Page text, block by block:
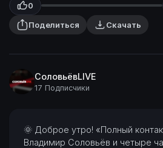
0
Поделиться
Скачать
СоловьёвLIVE
17 Подписчики
⁣🌞 Доброе утро! «Полный
Владимир Соловьёв и четыре